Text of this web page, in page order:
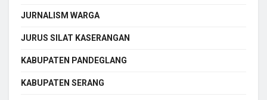
JURNALISM WARGA
JURUS SILAT KASERANGAN
KABUPATEN PANDEGLANG
KABUPATEN SERANG